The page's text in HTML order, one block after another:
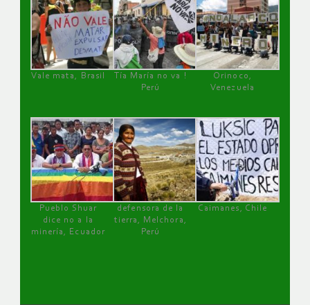
Vale mata, Brasil
Tía María no va !
Perú
Orinoco,
Venezuela
Pueblo Shuar
dice no a la
minería, Ecuador
defensora de la
tierra, Melchora,
Perú
Caimanes, Chile